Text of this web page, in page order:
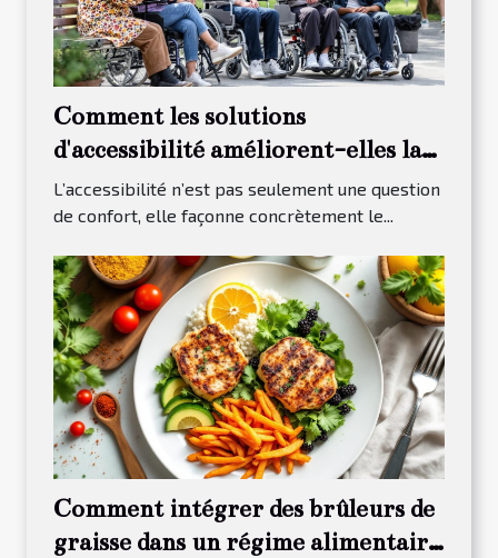
Comment les solutions
d'accessibilité améliorent-elles la
vie quotidienne ?
L’accessibilité n’est pas seulement une question
de confort, elle façonne concrètement le...
Comment intégrer des brûleurs de
graisse dans un régime alimentaire